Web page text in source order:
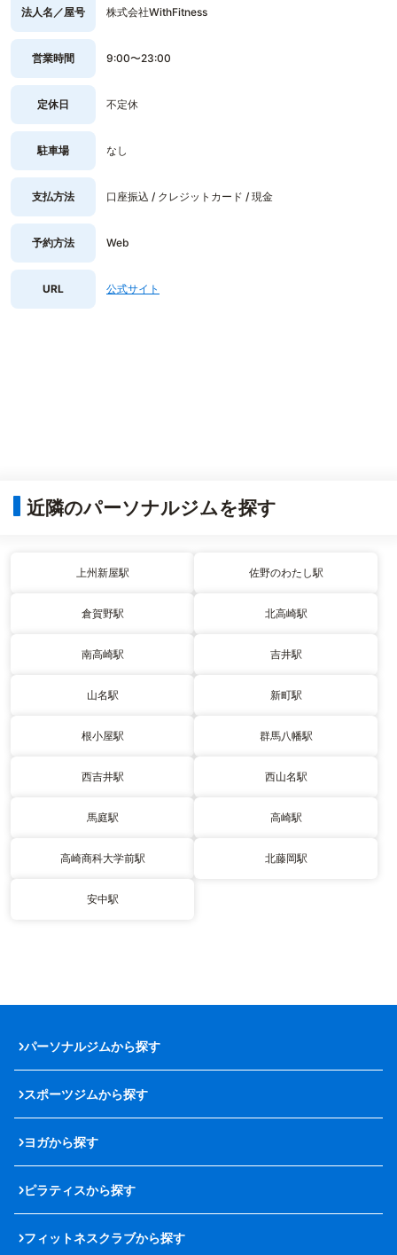
法人名／屋号 株式会社WithFitness
営業時間 9:00〜23:00
定休日 不定休
駐車場 なし
支払方法 口座振込 / クレジットカード / 現金
予約方法 Web
URL 公式サイト
近隣のパーソナルジムを探す
上州新屋駅 佐野のわたし駅
倉賀野駅 北高崎駅
南高崎駅 吉井駅
山名駅 新町駅
根小屋駅 群馬八幡駅
西吉井駅 西山名駅
馬庭駅 高崎駅
高崎商科大学前駅 北藤岡駅
安中駅
パーソナルジムから探す
スポーツジムから探す
ヨガから探す
ピラティスから探す
フィットネスクラブから探す